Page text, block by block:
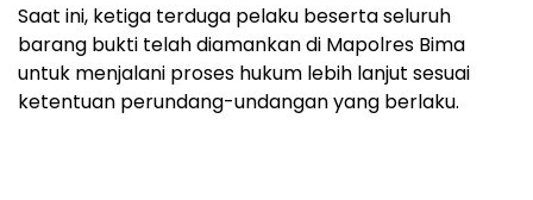
Saat ini, ketiga terduga pelaku beserta seluruh
barang bukti telah diamankan di Mapolres Bima
untuk menjalani proses hukum lebih lanjut sesuai
ketentuan perundang-undangan yang berlaku.